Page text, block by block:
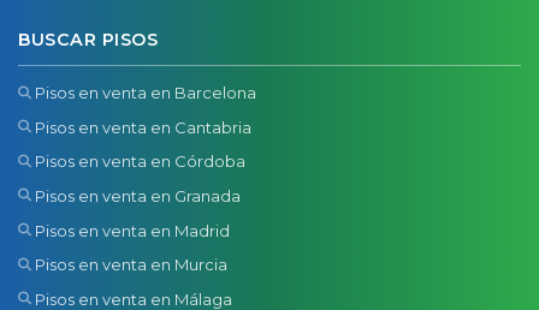
BUSCAR PISOS
Pisos en venta en Barcelona
Pisos en venta en Cantabria
Pisos en venta en Córdoba
Pisos en venta en Granada
Pisos en venta en Madrid
Pisos en venta en Murcia
Pisos en venta en Málaga